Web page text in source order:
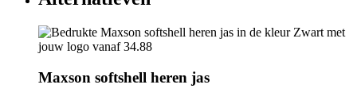
Maxson softshell heren jas